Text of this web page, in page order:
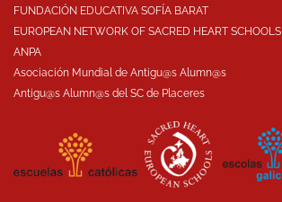
FUNDACIÓN EDUCATIVA SOFÍA BARAT
EUROPEAN NETWORK OF SACRED HEART SCHOOLS
ANPA
Asociación Mundial de Antigu@s Alumn@s
Antigu@s Alumn@s del SC de Placeres